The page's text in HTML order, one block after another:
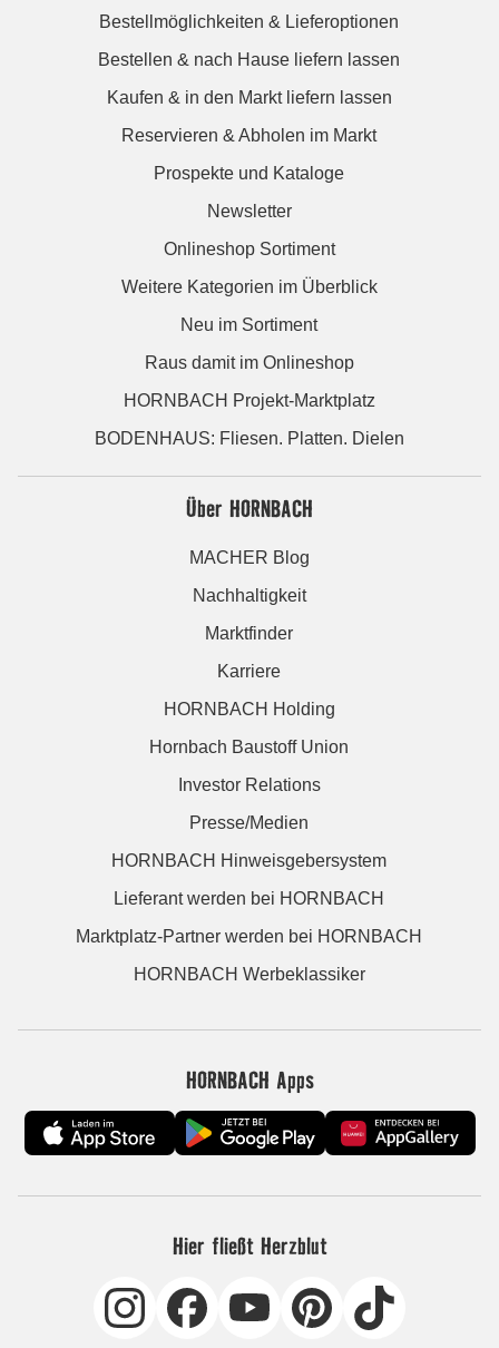
Bestellmöglichkeiten & Lieferoptionen
Bestellen & nach Hause liefern lassen
Kaufen & in den Markt liefern lassen
Reservieren & Abholen im Markt
Prospekte und Kataloge
Newsletter
Onlineshop Sortiment
Weitere Kategorien im Überblick
Neu im Sortiment
Raus damit im Onlineshop
HORNBACH Projekt-Marktplatz
BODENHAUS: Fliesen. Platten. Dielen
Über HORNBACH
MACHER Blog
Nachhaltigkeit
Marktfinder
Karriere
HORNBACH Holding
Hornbach Baustoff Union
Investor Relations
Presse/Medien
HORNBACH Hinweisgebersystem
Lieferant werden bei HORNBACH
Marktplatz-Partner werden bei HORNBACH
HORNBACH Werbeklassiker
HORNBACH Apps
Hier fließt Herzblut